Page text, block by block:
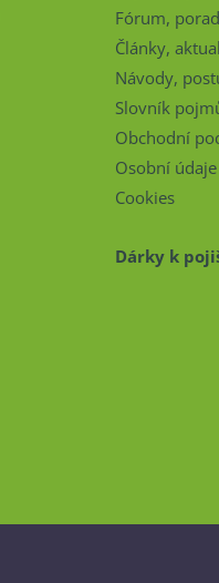
Fórum,
Články,
Návody,
Slovník
Obchodní
Osobní údaje
Cookies
Dárky k